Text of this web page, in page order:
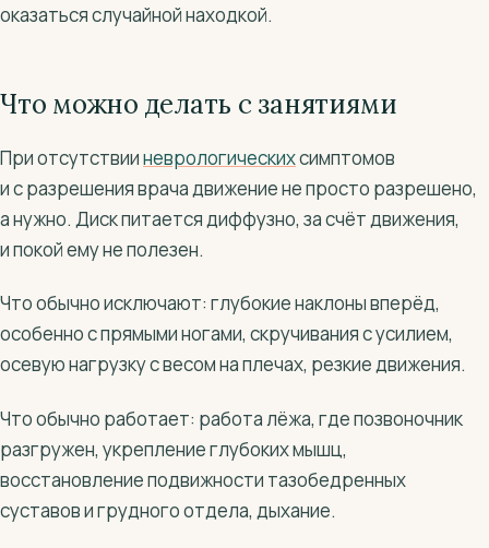
оказаться случайной находкой.
Что можно делать с занятиями
При отсутствииневрологическихсимптомов
и с разрешения врача движение не просто разрешено,
а нужно. Диск питается диффузно, за счёт движения,
и покой ему не полезен.
Что обычно исключают: глубокие наклоны вперёд,
особенно с прямыми ногами, скручивания с усилием,
осевую нагрузку с весом на плечах, резкие движения.
Что обычно работает: работа лёжа, где позвоночник
разгружен, укрепление глубоких мышц,
восстановление подвижности тазобедренных
суставов и грудного отдела, дыхание.